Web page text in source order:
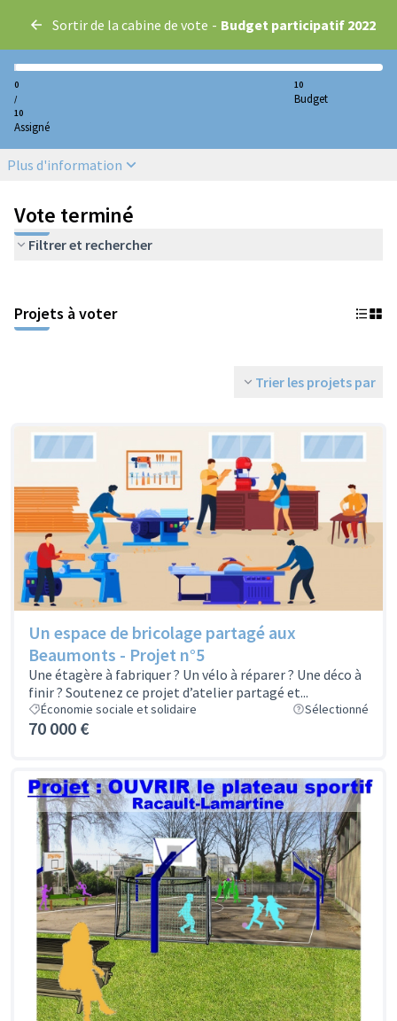
Sortir de la cabine de vote - Budget participatif 2022
0
/
10
Assigné
10
Budget
Plus d'information
Vote terminé
Filtrer et rechercher
Projets à voter
Trier les projets par
Un espace de bricolage partagé aux
Beaumonts - Projet n°5
Une étagère à fabriquer ? Un vélo à réparer ? Une déco à
finir ? Soutenez ce projet d’atelier partagé et...
Économie sociale et solidaire Sélectionné
70 000 €